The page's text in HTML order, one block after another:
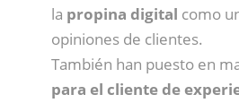
la propina digital como
opiniones de clientes.
También han puesto en
para el cliente de